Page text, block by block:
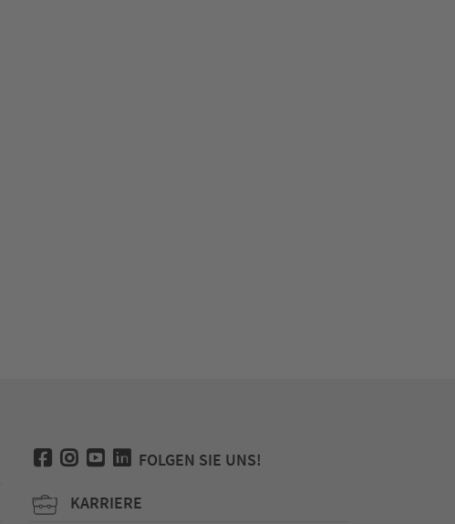
FOLGEN SIE UNS!
KARRIERE